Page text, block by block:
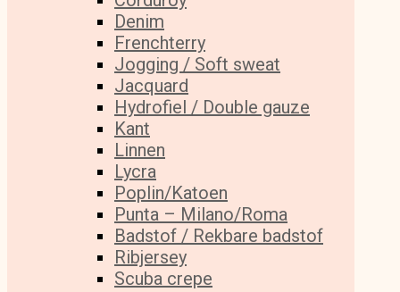
Denim
Frenchterry
Jogging / Soft sweat
Jacquard
Hydrofiel / Double gauze
Kant
Linnen
Lycra
Poplin/Katoen
Punta – Milano/Roma
Badstof / Rekbare badstof
Ribjersey
Scuba crepe